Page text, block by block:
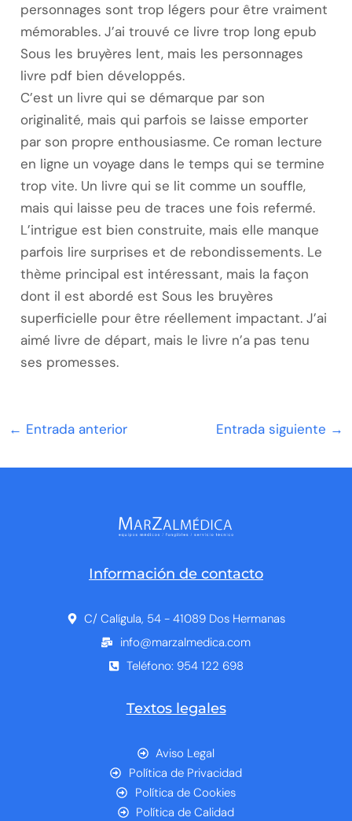
personnages sont trop légers pour être vraiment
mémorables. J’ai trouvé ce livre trop long epub
Sous les bruyères lent, mais les personnages
livre pdf bien développés.
C’est un livre qui se démarque par son
originalité, mais qui parfois se laisse emporter
par son propre enthousiasme. Ce roman lecture
en ligne un voyage dans le temps qui se termine
trop vite. Un livre qui se lit comme un souffle,
mais qui laisse peu de traces une fois refermé.
L’intrigue est bien construite, mais elle manque
parfois lire surprises et de rebondissements. Le
thème principal est intéressant, mais la façon
dont il est abordé est Sous les bruyères
superficielle pour être réellement impactant. J’ai
aimé livre de départ, mais le livre n’a pas tenu
ses promesses.
← Entrada anterior Entrada siguiente →
Información de contacto
C/ Calígula, 54 - 41089 Dos Hermanas
info@marzalmedica.com
Teléfono: 954 122 698
Textos legales
Aviso Legal
Política de Privacidad
Política de Cookies
Política de Calidad